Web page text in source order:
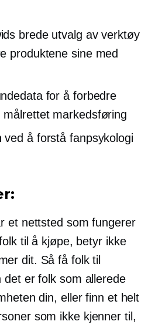
brede utvalg av verktøy
produktene sine med
for å forbedre
markedsføring
å forstå fanpsykologi
et nettsted som fungerer
til å kjøpe, betyr ikke
dit. Så få folk til
det er folk som allerede
din, eller finn et helt
som ikke kjenner til,